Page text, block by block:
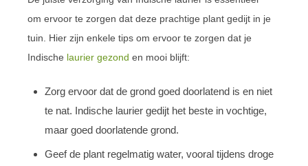
om ervoor te zorgen dat deze prachtige plant gedijt in je
tuin. Hier zijn enkele tips om ervoor te zorgen dat je
Indische laurier gezond en mooi blijft:
Zorg ervoor dat de grond goed doorlatend is en niet
te nat. Indische laurier gedijt het beste in vochtige,
maar goed doorlatende grond.
Geef de plant regelmatig water, vooral tijdens droge